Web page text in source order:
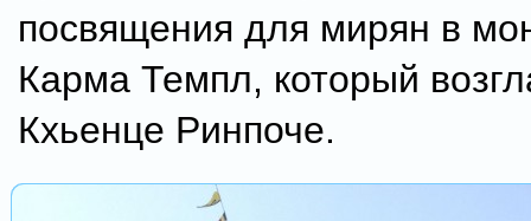
посвящения для мирян в
Карма Темпл, который
Кхьенце Ринпоче.